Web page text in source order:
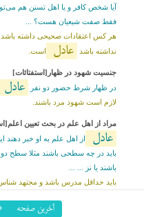
آیا شخص کافر و یا اهل تسنن هم
فقط صفت شیعیان هست؟ ...
هر کس اعتقادات صحیحی داشته باشد و
نداشته باشد
عادل است.
جنسیت شهود در ظهار[استفتائات]
در ظهار شرط حضور دو نفر
عادل
لازم است شهود مرد باشند.
مراد از اهل علم در بحث تعیین
عادل
از اهل علم به او خبر
باید در چه سطحی باشند مثلا سطح
باشند یا نز ... ...
باید حداقل مدرس باشد و مجتهد
آخرین صفحه